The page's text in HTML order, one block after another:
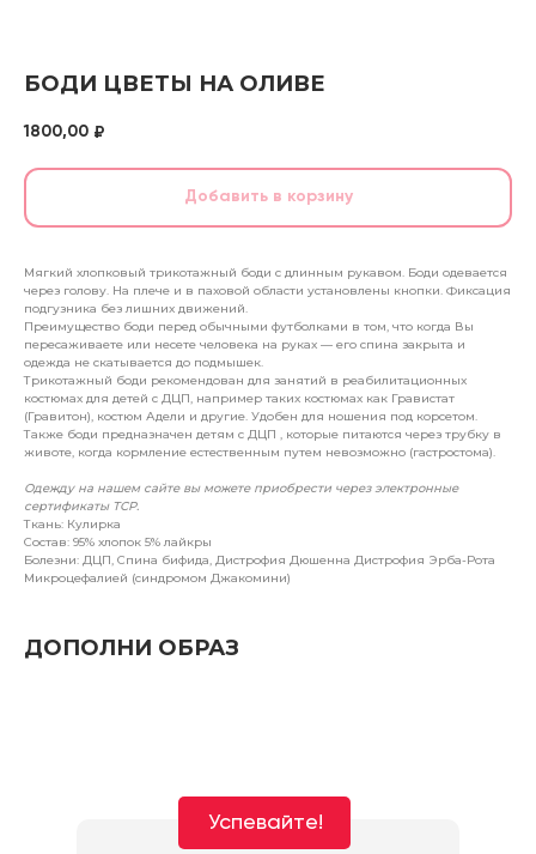
БОДИ ЦВЕТЫ НА ОЛИВЕ
1800,00 ₽
Добавить в корзину
Мягкий хлопковый трикотажный боди с длинным рукавом. Боди одевается
через голову. На плече и в паховой области установлены кнопки. Фиксация
подгузника без лишних движений.
Преимущество боди перед обычными футболками в том, что когда Вы
пересаживаете или несете человека на руках — его спина закрыта и
одежда не скатывается до подмышек.
Трикотажный боди рекомендован для занятий в реабилитационных
костюмах для детей с ДЦП, например таких костюмах как Гравистат
(Гравитон), костюм Адели и другие. Удобен для ношения под корсетом.
Также боди предназначен детям с ДЦП , которые питаются через трубку в
животе, когда кормление естественным путем невозможно (гастростома).
Одежду на нашем сайте вы можете приобрести через электронные
сертификаты ТСР.
Ткань: Кулирка
Состав: 95% хлопок 5% лайкры
Болезни: ДЦП, Спина бифида, Дистрофия Дюшенна Дистрофия Эрба-Рота
Микроцефалией (синдромом Джакомини)
ДОПОЛНИ ОБРАЗ
Успевайте!